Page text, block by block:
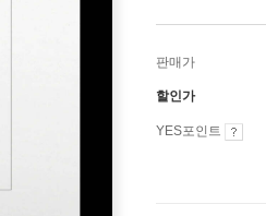
판매가
할인가
YES포인트